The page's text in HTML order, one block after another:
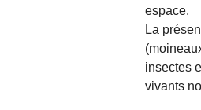
espace.
La
insectes
vivants